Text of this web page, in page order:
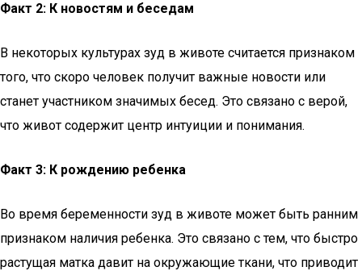
Факт 2: К новостям и беседам
В некоторых культурах зуд в животе считается признаком
того, что скоро человек получит важные новости или
станет участником значимых бесед. Это связано с верой,
что живот содержит центр интуиции и понимания.
Факт 3: К рождению ребенка
Во время беременности зуд в животе может быть ранним
признаком наличия ребенка. Это связано с тем, что быстро
растущая матка давит на окружающие ткани, что приводит